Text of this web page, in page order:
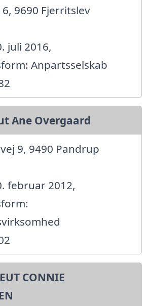
9690 Fjerritslev
juli 2016,
Anpartsselskab
Ane Overgaard
9, 9490 Pandrup
februar 2012,
CONNIE